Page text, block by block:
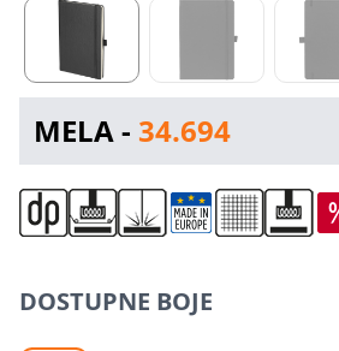
MELA - 34.694
DOSTUPNE BOJE